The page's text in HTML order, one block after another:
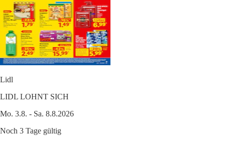
Lidl
LIDL LOHNT SICH
Mo. 3.8. - Sa. 8.8.2026
Noch 3 Tage gültig